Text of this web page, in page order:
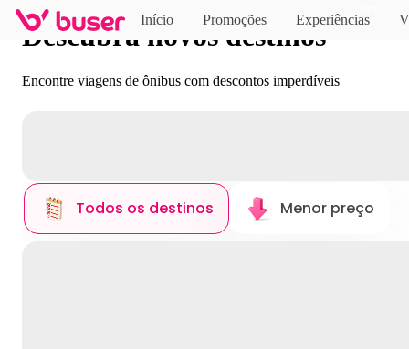
Início Promoções Experiências
Descubra novos destinos
Encontre viagens de ônibus com descontos imperdíveis
Todos os destinos Menor preço